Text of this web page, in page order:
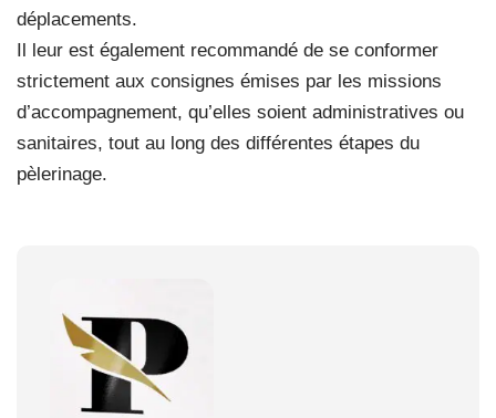
déplacements.
Il leur est également recommandé de se conformer
strictement aux consignes émises par les missions
d’accompagnement, qu’elles soient administratives ou
sanitaires, tout au long des différentes étapes du
pèlerinage.